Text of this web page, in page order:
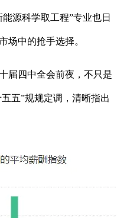
源科学取工程”专业也日
场中的抢手选择。
四中全会前夜，不只是
五”规规定调，清晰指出